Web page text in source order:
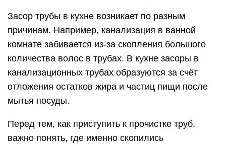
Засор трубы в кухне возникает по разным
причинам. Например, канализация в ванной
комнате забивается из-за скопления большого
количества волос в трубах. В кухне засоры в
канализационных трубах образуются за счёт
отложения остатков жира и частиц пищи после
мытья посуды.
Перед тем, как приступить к прочистке труб,
важно понять, где именно скопились